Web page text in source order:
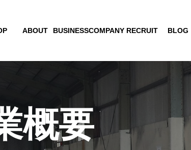
ABOUT BUSINESSCOMPANY RECRUIT BLOG
概要